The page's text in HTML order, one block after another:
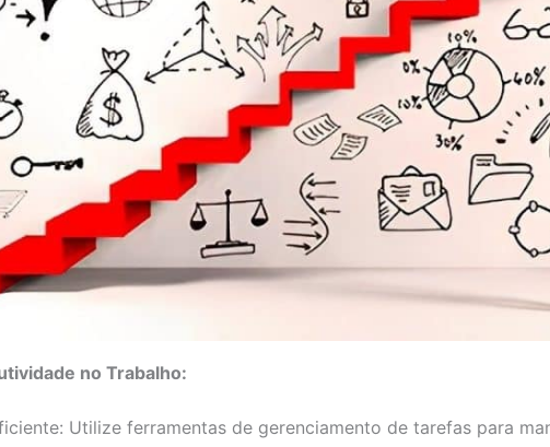
no Trabalho:
Utilize ferramentas de gerenciamento de tarefas para